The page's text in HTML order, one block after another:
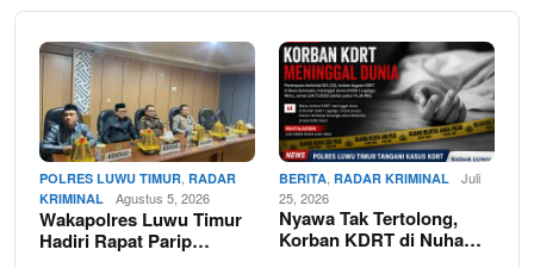
POLRES LUWU TIMUR, RADAR
KRIMINAL
Agustus 5, 2026
Wakapolres Luwu Timur
Hadiri Rapat Parip…
BERITA, RADAR KRIMINAL
Juli
25, 2026
Nyawa Tak Tertolong,
Korban KDRT di Nuha…